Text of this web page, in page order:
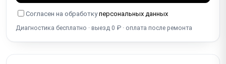
Ошибки / коды ошибок / мигание индикаторов
Согласен на обработкуперсональных данных
Диагностика бесплатно · выезд 0 ₽ · оплата после ремонта